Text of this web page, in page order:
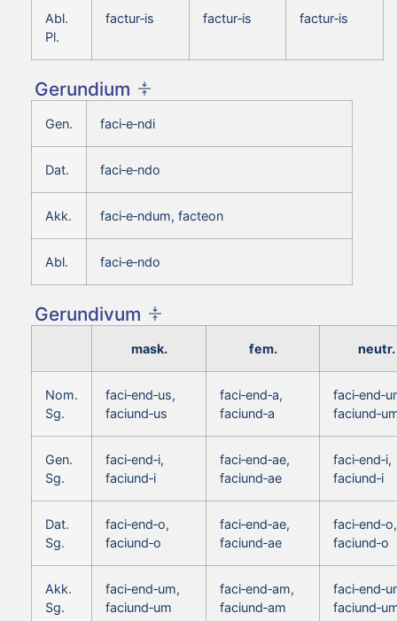
Abl.
Pl.
factur‑is factur‑is factur‑is
Gerundium
Gen. faci‑e‑ndi
Dat. faci‑e‑ndo
Akk. faci‑e‑ndum, facteon
Abl. faci‑e‑ndo
Gerundivum
mask. fem. neutr.
Nom.
Sg.
faci‑end‑us,
faciund‑us
faci‑end‑a,
faciund‑a
Gen.
Sg.
faci‑end‑i,
faciund‑i
faci‑end‑ae,
faciund‑ae
faci‑end‑i,
faciund‑i
Dat.
Sg.
faci‑end‑o,
faciund‑o
faci‑end‑ae,
faciund‑ae
faci‑end‑o,
faciund‑o
Akk.
Sg.
faci‑end‑um,
faciund‑um
faci‑end‑am,
faciund‑am